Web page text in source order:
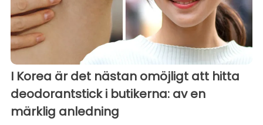
I Korea är det nästan omöjligt att hitta
deodorantstick i butikerna: av en
märklig anledning